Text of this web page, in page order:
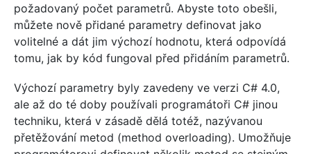
požadovaný počet parametrů. Abyste toto obešli,
můžete nově přidané parametry definovat jako
volitelné a dát jim výchozí hodnotu, která odpovídá
tomu, jak by kód fungoval před přidáním parametrů.
Výchozí parametry byly zavedeny ve verzi C# 4.0,
ale až do té doby používali programátoři C# jinou
techniku, která v zásadě dělá totéž, nazývanou
přetěžování metod (method overloading). Umožňuje